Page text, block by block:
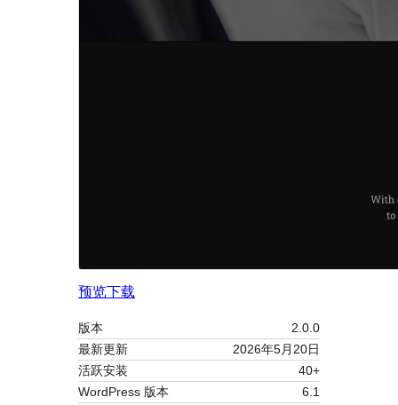
预览下载
版本
2.0.0
最新更新
2026年5月20日
活跃安装
40+
WordPress 版本
6.1